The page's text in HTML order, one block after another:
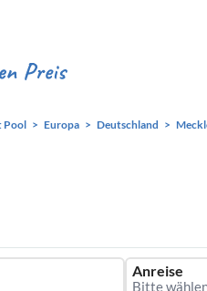
Pool Europa Deutschland
Anreise